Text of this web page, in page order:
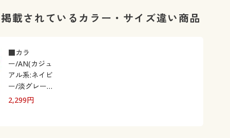
載されているカラー・サイズ違い商品
2,299円
■カラ
ー/AN(カジュ
アル系:ネイビ
ー/淡グレー
杢/濃グレー